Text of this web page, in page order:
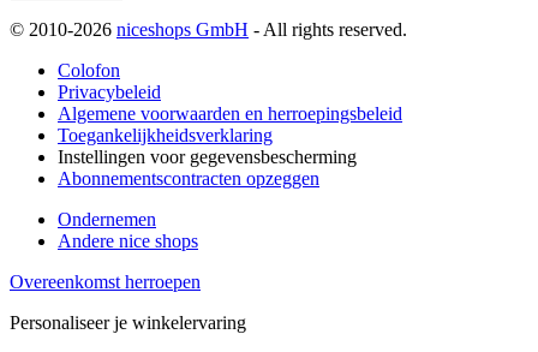
© 2010-2026 niceshops GmbH - All rights reserved.
Colofon
Privacybeleid
Algemene voorwaarden en herroepingsbeleid
Toegankelijkheidsverklaring
Instellingen voor gegevensbescherming
Abonnementscontracten opzeggen
Ondernemen
Andere nice shops
Overeenkomst herroepen
Personaliseer je winkelervaring